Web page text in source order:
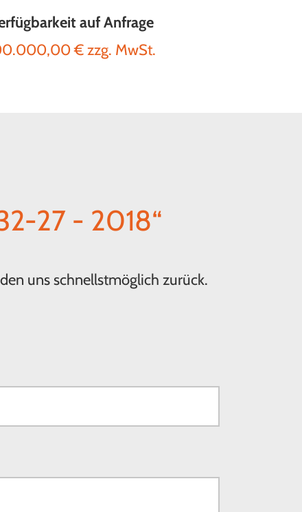
auf Anfrage
€ zzg. MwSt.
27 - 2018“
uns schnellstmöglich zurück.